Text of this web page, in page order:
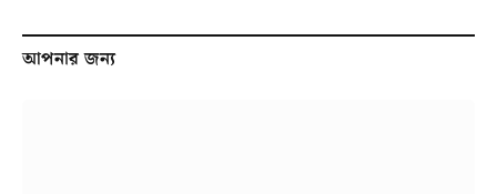
আপনার জন্য